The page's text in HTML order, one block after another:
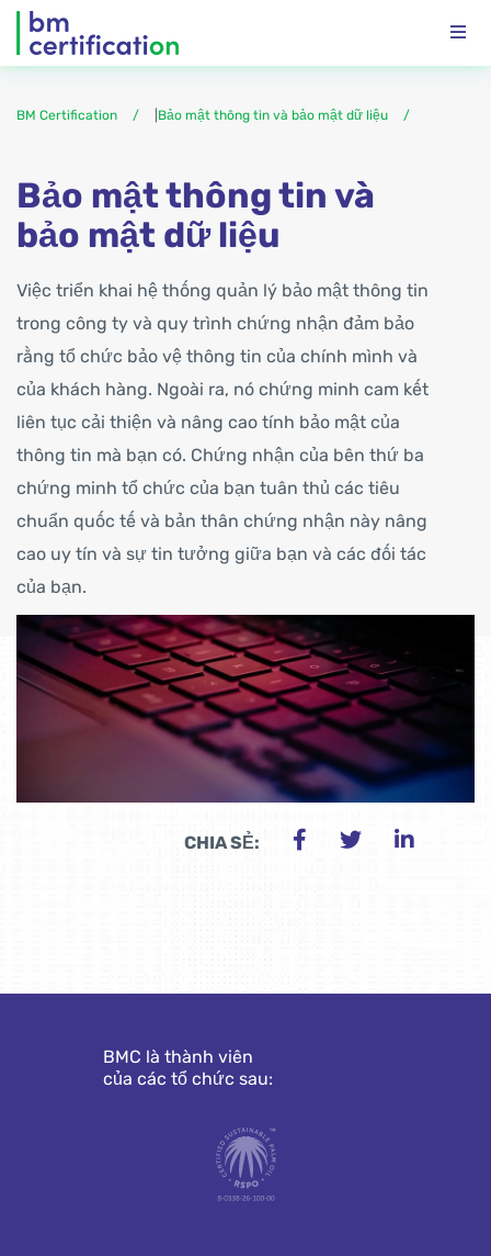
BM Certification Bảo mật thông tin và bảo mật dữ liệu
Bảo mật thông tin và
bảo mật dữ liệu
Việc triển khai hệ thống quản lý bảo mật thông tin
trong công ty và quy trình chứng nhận đảm bảo
rằng tổ chức bảo vệ thông tin của chính mình và
của khách hàng. Ngoài ra, nó chứng minh cam kết
liên tục cải thiện và nâng cao tính bảo mật của
thông tin mà bạn có. Chứng nhận của bên thứ ba
chứng minh tổ chức của bạn tuân thủ các tiêu
chuẩn quốc tế và bản thân chứng nhận này nâng
cao uy tín và sự tin tưởng giữa bạn và các đối tác
của bạn.
CHIA SẺ:
BMC là thành viên
của các tổ chức sau: